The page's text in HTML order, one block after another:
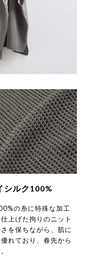
シルク100%
の糸に特殊な加工
上げた拘りのニット
を保ちながら、肌に
れており、春先から